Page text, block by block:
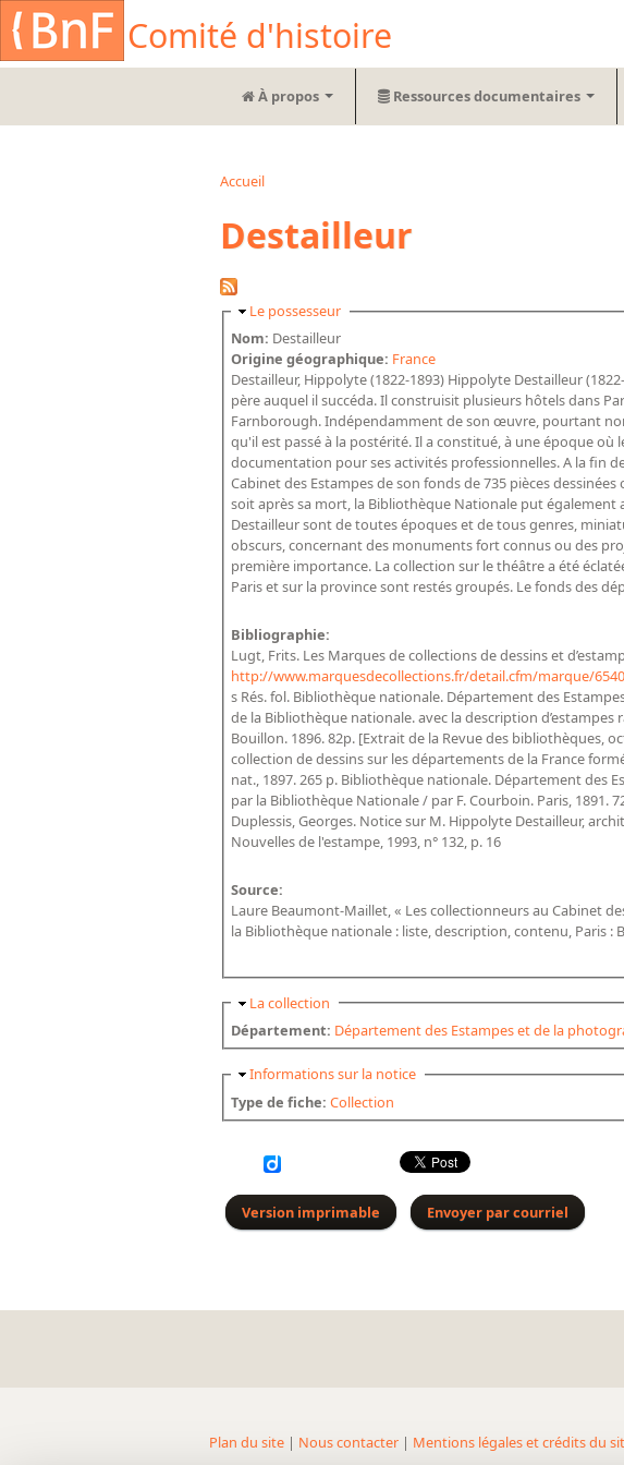
Aller au contenu principal
Comité d'histoire
À propos Ressources documentaires
Accueil
Destailleur
Masquer
Le possesseur
Nom: Destailleur
Origine géographique: France
Destailleur, Hippolyte (1822-1893) Hippolyte Destailleur
père auquel il succéda. Il construisit plusieurs hôtels dans
Farnborough. Indépendamment de son œuvre, pourtant
qu'il est passé à la postérité. Il a constitué, à une époque
documentation pour ses activités professionnelles. A la fin
Cabinet des Estampes de son fonds de 735 pièces
soit après sa mort, la Bibliothèque Nationale put également
Destailleur sont de toutes époques et de tous genres,
obscurs, concernant des monuments fort connus ou des
première importance. La collection sur le théâtre a été
Paris et sur la province sont restés groupés. Le fonds des
Bibliographie:
Lugt, Frits. Les Marques de collections de dessins et
http://www.marquesdecollections.fr/detail.cfm/marque/
s Rés. fol. Bibliothèque nationale. Département des
de la Bibliothèque nationale. avec la description
Bouillon. 1896. 82p. [Extrait de la Revue des bibliothèques,
collection de dessins sur les départements de la France
nat., 1897. 265 p. Bibliothèque nationale. Département des
par la Bibliothèque Nationale / par F. Courboin. Paris, 1891.
Duplessis, Georges. Notice sur M. Hippolyte Destailleur,
Nouvelles de l'estampe, 1993, n° 132, p. 16
Source:
Laure Beaumont-Maillet, « Les collectionneurs au Cabinet
la Bibliothèque nationale : liste, description, contenu, Paris :
Masquer
La collection
Département: Département des Estampes et de la
Masquer
Informations sur la notice
Type de fiche:Collection
Version imprimable Envoyer par courriel
Plan du site | Nous contacter | Mentions légales et crédits du
Cookies management panel